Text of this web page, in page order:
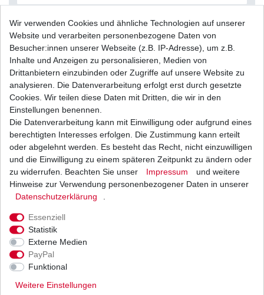
Bremsbacken EBC Y 515 Y515 Yamaha hinten
UVP 58,81 € 44,48 € *
1 Satz
Bremslichtschalter hinten Yamaha XVS 650 Drag
UVP 18,01 €
Wir verwenden Cookies und ähnliche Technologien auf unserer
Website und verarbeiten personenbezogene Daten von
Besucher:innen unserer Webseite (z.B. IP-Adresse), um z.B.
Inhalte und Anzeigen zu personalisieren, Medien von
Drittanbietern einzubinden oder Zugriffe auf unsere Website zu
analysieren. Die Datenverarbeitung erfolgt erst durch gesetzte
Cookies. Wir teilen diese Daten mit Dritten, die wir in den
Einstellungen benennen.
Die Datenverarbeitung kann mit Einwilligung oder aufgrund eines
berechtigten Interesses erfolgen. Die Zustimmung kann erteilt
oder abgelehnt werden. Es besteht das Recht, nicht einzuwilligen
und die Einwilligung zu einem späteren Zeitpunkt zu ändern oder
zu widerrufen. Beachten Sie unser
Impressum
und weitere
Hinweise zur Verwendung personenbezogener Daten in unserer
Daten­schutz­erklärung
Essenziell
Statistik
Externe Medien
PayPal
Funktional
Weitere Einstellungen